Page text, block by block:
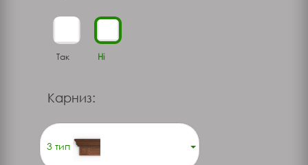
Так Ні
Карниз:
3 тип